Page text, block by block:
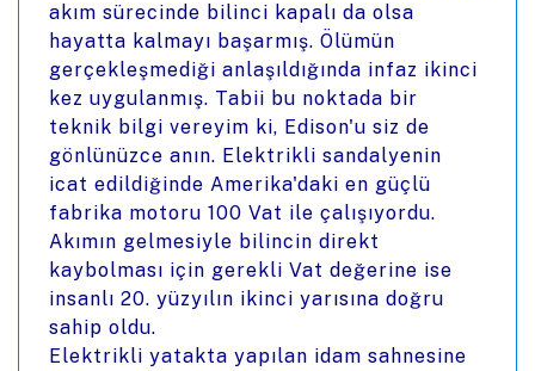
akım sürecinde bilinci kapalı da olsa
hayatta kalmayı başarmış. Ölümün
gerçekleşmediği anlaşıldığında infaz ikinci
kez uygulanmış. Tabii bu noktada bir
teknik bilgi vereyim ki, Edison'u siz de
gönlünüzce anın. Elektrikli sandalyenin
icat edildiğinde Amerika'daki en güçlü
fabrika motoru 100 Vat ile çalışıyordu.
Akımın gelmesiyle bilincin direkt
kaybolması için gerekli Vat değerine ise
insanlı 20. yüzyılın ikinci yarısına doğru
sahip oldu.
Elektrikli yatakta yapılan idam sahnesine